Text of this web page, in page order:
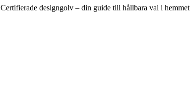
Certifierade designgolv – din guide till hållbara val i hemmet